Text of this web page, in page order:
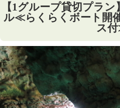
【1グループ貸切プラ
ル≪らくらくボート開
ス